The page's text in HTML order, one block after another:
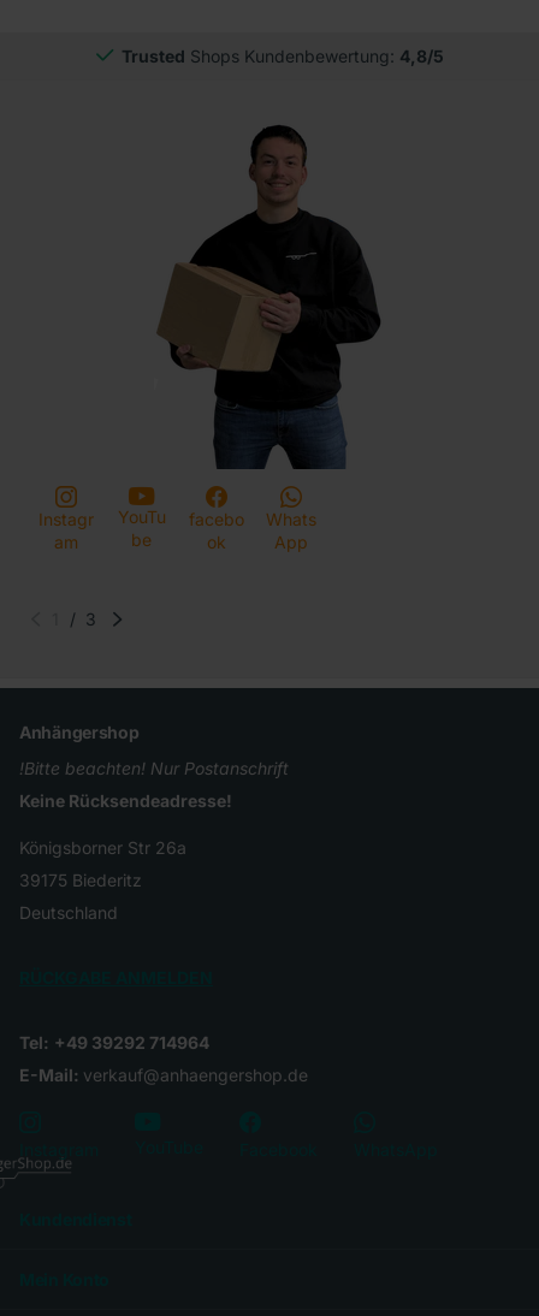
Trusted Shops Kundenbewertung: 4,8/5
Instagr
am
YouTu
be
facebo
ok
Whats
App
/ 3
Anhängershop
!Bitte beachten! Nur Postanschrift
Keine Rücksendeadresse!
Königsborner Str 26a
39175 Biederitz
Deutschland
Tel: +49 39292 714964
E-Mail: verkauf@anhaengershop.de